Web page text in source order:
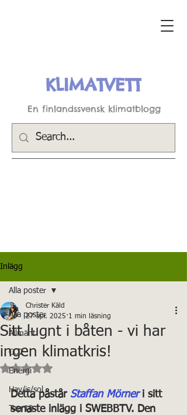
KLIMATVETT
En finlandssvensk klimatblogg
Inlägg
Alla poster
Allmänt
CO2
Energi
Hav/is/sol
Top 10
Alla poster
Sitt lugnt i båten - vi har
ingen klimatkris!
Christer Käld
27 apr. 2025 1 min läsning
Betygsatt till NaN av 5 stjärnor.
Detta påstår Staffan Mörner i sitt
senaste inlägg i SWEBBTV. Den